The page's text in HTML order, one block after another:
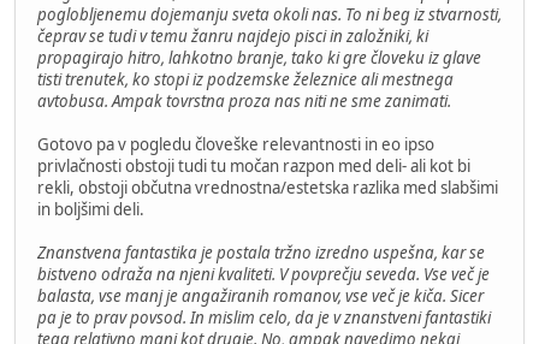
poglobljenemu dojemanju sveta okoli nas. To ni beg iz stvarnosti,
čeprav se tudi v temu žanru najdejo pisci in založniki, ki
propagirajo hitro, lahkotno branje, tako ki gre človeku iz glave
tisti trenutek, ko stopi iz podzemske železnice ali mestnega
avtobusa. Ampak tovrstna proza nas niti ne sme zanimati.
Gotovo pa v pogledu človeške relevantnosti in eo ipso
privlačnosti obstoji tudi tu močan razpon med deli- ali kot bi
rekli, obstoji občutna vrednostna/estetska razlika med slabšimi
in boljšimi deli.
Znanstvena fantastika je postala tržno izredno uspešna, kar se
bistveno odraža na njeni kvaliteti. V povprečju seveda. Vse več je
balasta, vse manj je angažiranih romanov, vse več je kiča. Sicer
pa je to prav povsod. In mislim celo, da je v znanstveni fantastiki
tega relativno manj kot drugje. No, ampak navedimo nekaj